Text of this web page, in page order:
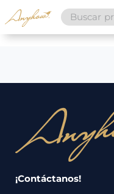
Search
for:
¡Contáctanos!
Nosotros
Servicios
Catálogo
Regalos